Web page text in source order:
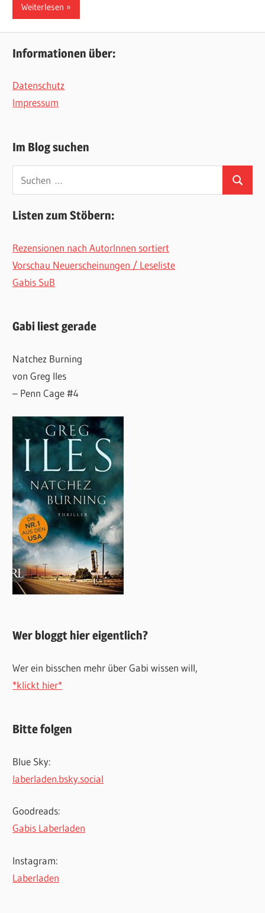
Weiterlesen
Informationen über:
Datenschutz
Impressum
Im Blog suchen
Suchen
nach:
Suchen
Listen zum Stöbern:
Rezensionen nach AutorInnen sortiert
Vorschau Neuerscheinungen / Leseliste
Gabis SuB
Gabi liest gerade
Natchez Burning
von Greg Iles
– Penn Cage #4
Wer bloggt hier eigentlich?
Wer ein bisschen mehr über Gabi wissen will,
*klickt hier*
Bitte folgen
Blue Sky:
laberladen.bsky.social
Goodreads:
Gabis Laberladen
Instagram:
Laberladen